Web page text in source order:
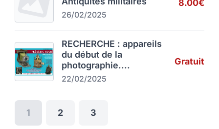
26/02/2025
8.00€
RECHERCHE : appareils
du début de la
photographie....
22/02/2025
Gratuit
1 2 3